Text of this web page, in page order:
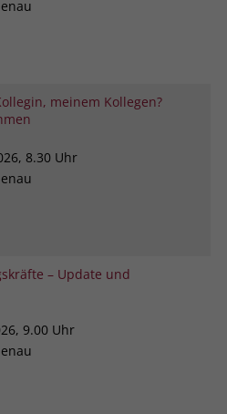
meinem Kollegen?
8.30 Uhr
– Update und
9.00 Uhr